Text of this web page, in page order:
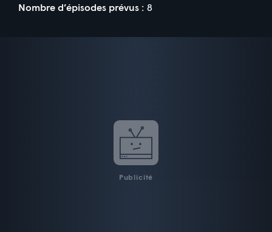
Nombre d’épisodes prévus : 8
Publicité